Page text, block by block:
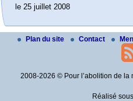
le 25 juillet 2008
Plan du site Contact
2008-2026 © Pour l’abolition de la
Réalisé sous